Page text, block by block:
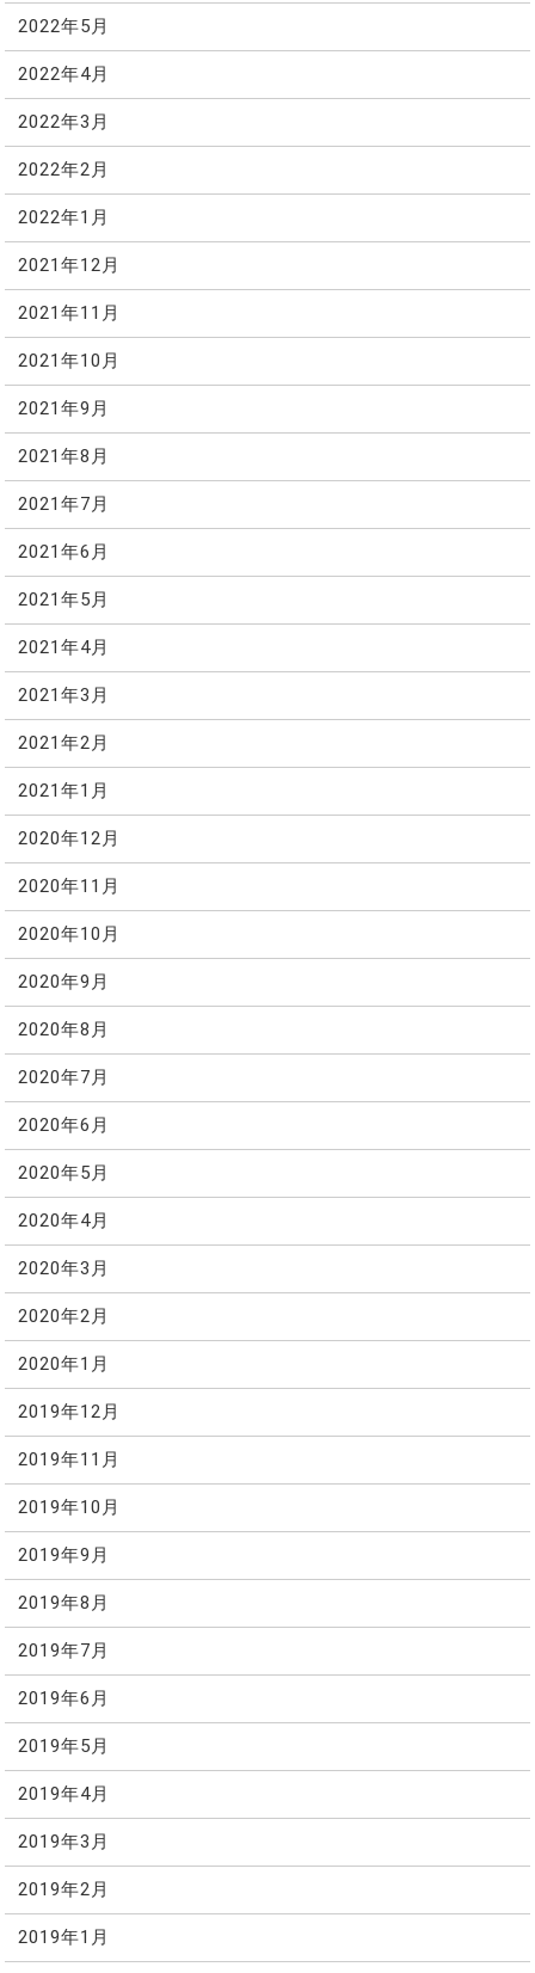
2022年5月
2022年4月
2022年3月
2022年2月
2022年1月
2021年12月
2021年11月
2021年10月
2021年9月
2021年8月
2021年7月
2021年6月
2021年5月
2021年4月
2021年3月
2021年2月
2021年1月
2020年12月
2020年11月
2020年10月
2020年9月
2020年8月
2020年7月
2020年6月
2020年5月
2020年4月
2020年3月
2020年2月
2020年1月
2019年12月
2019年11月
2019年10月
2019年9月
2019年8月
2019年7月
2019年6月
2019年5月
2019年4月
2019年3月
2019年2月
2019年1月